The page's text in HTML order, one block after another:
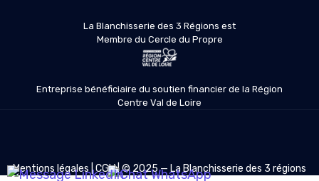
La Blanchisserie des 3 Régions est
Membre du Cercle du Propre
Entreprise bénéficiaire du soutien financier de la Région
Centre Val de Loire
Mentions légales |CGV| © 2025 — La Blanchisserie des 3 régions